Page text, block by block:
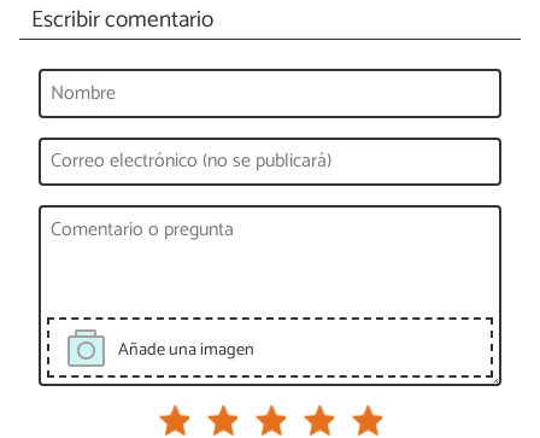
Escribir comentario
Añade una imagen